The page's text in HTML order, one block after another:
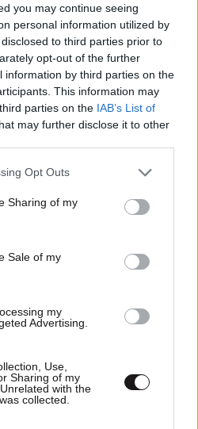
you may continue seeing
personal information utilized by
to third parties prior to
opt-out of the further
information by third parties on the
This information may
parties on the IAB’s List of
may further disclose it to other
app uses one or more Google
behaviour. You may click to
and its third-party tags to
purposes in below Google
Opt Outs
Sharing of my
Sale of my
my
Advertising.
Use,
Sharing of my
with the
collected.
10:48
οι οργανωμένοι ουγγάνοι